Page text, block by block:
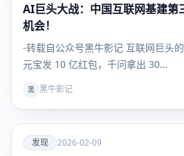
发现
AI巨头大战：中国互联网基建第
机会！
-转载自公众号黑牛影记 互联网巨头
元宝发 10 亿红包，千问拿出 30…
黑 黑牛影记
爱
发现 2026-02-09